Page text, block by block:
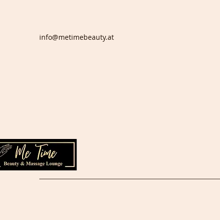
info@metimebeauty.at